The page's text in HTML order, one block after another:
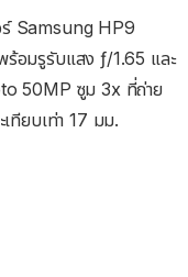
ร์ Samsung HP9
อมรูรับแสง ƒ/1.65 และ
50MP ซูม 3x ที่ถ่าย
ทียบเท่า 17 มม.